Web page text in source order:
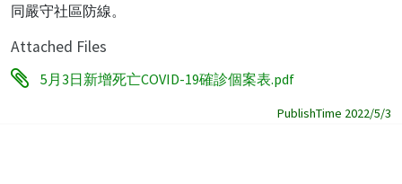
同嚴守社區防線。
Attached Files
5月3日新增死亡COVID-19確診個案表.pdf
PublishTime 2022/5/3